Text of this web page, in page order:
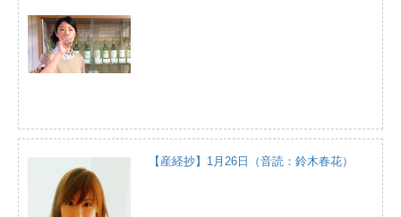
【産経抄】1月26日（音読：鈴木春花）